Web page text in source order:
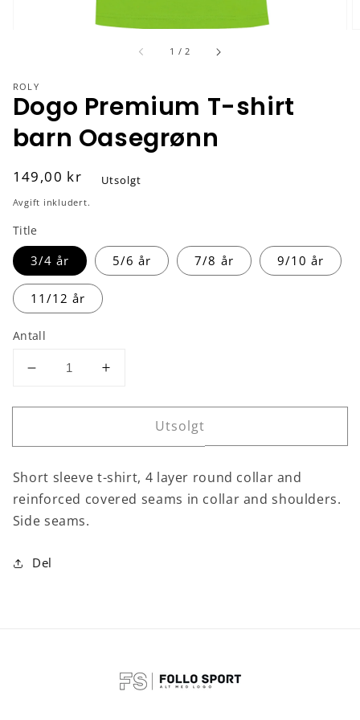
1 /av
2
ROLY
Dogo Premium T-shirt
barn Oasegrønn
Vanlig
pris
149,00 kr Utsolgt
Avgift inkludert.
Title
3/4 år 5/6 år 7/8 år 9/10 år
11/12 år
Antall
for
Premium
shirt
barn
Oasegrønn
Øk
for
Premium
shirt
barn
Utsolgt
Short sleeve t-shirt, 4 layer round collar and
reinforced covered seams in collar and shoulders.
Side seams.
Del